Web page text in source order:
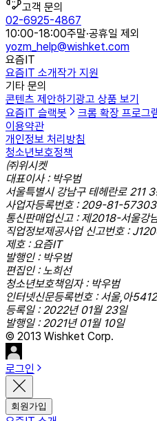
고객 문의
02-6925-4867
10:00-18:00주말·공휴일 제외
yozm_help@wishket.com
요즘IT
요즘IT 소개작가 지원
기타 문의
콘텐츠 제안하기 광고 상품 보기
요즘IT 슬랙봇
크롬 확장 프로그
이용약관
개인정보 처리방침
청소년보호정책
㈜위시켓
대표이사 : 박우범
서울특별시 강남구 테헤란로 211
사업자등록번호 : 209-81-57303
통신판매업신고 : 제2018-서울
직업정보제공사업 신고번호 :
제호 : 요즘IT
발행인 : 박우범
편집인 : 노희선
청소년보호책임자 : 박우범
인터넷신문등록번호 : 서울,아
등록일 : 2022년 01월 23일
발행일 : 2021년 01월 10일
© 2013 Wishket Corp.
로그인
회원가입